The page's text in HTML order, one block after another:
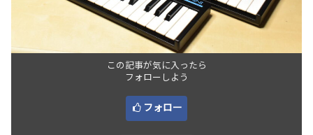
この記事が気に入ったら
フォローしよう
フォロー